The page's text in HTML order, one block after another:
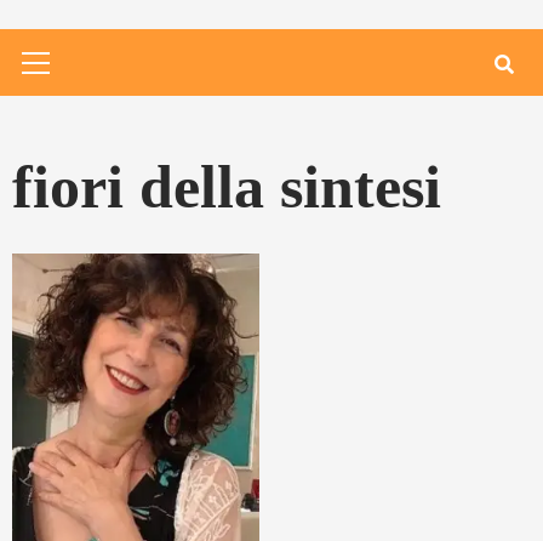
Menu
fiori della sintesi